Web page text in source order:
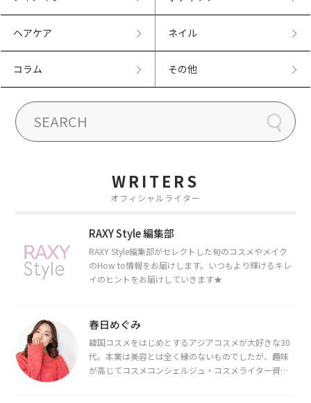
ヘアケア ネイル
コラム その他
WRITERS
オフィシャルライター
RAXY Style 編集部
RAXY Style編集部がセレクトした旬のコスメやメイク
のHow to情報をお届けします。いつもより輝けるキレ
イのヒントをお届けしていきます★
春日めぐみ
韓国コスメをはじめとするアジアコスメが大好きな30
代。本業は美容とは全く縁のないものでしたが、趣味
が高じてコスメコンシェルジュ・コスメライター資格